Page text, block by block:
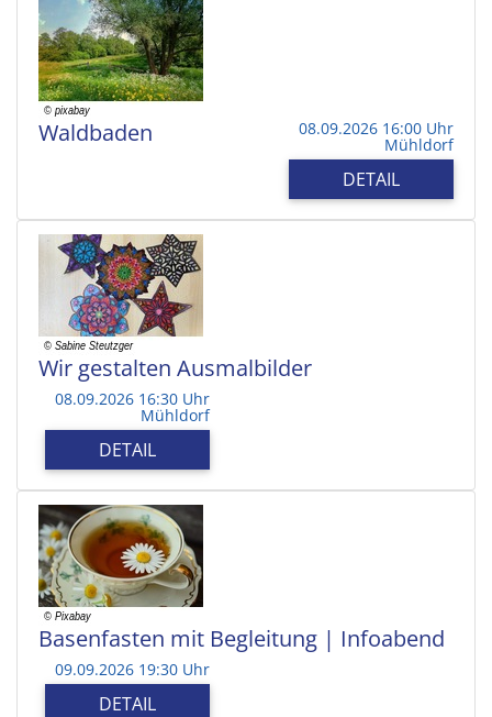
Waldbaden 08.09.2026 16:00 Uhr
Mühldorf
DETAIL
Wir gestalten Ausmalbilder
08.09.2026 16:30 Uhr
Mühldorf
DETAIL
Basenfasten mit Begleitung | Infoabend
09.09.2026 19:30 Uhr
DETAIL